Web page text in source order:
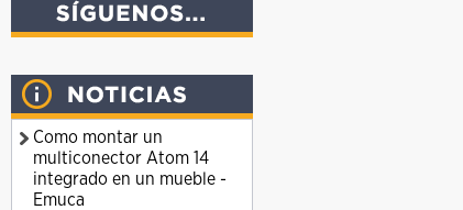
Como montar un
multiconector Atom 14
integrado en un mueble -
Emuca